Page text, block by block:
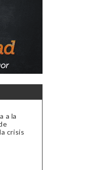
a la
crisis